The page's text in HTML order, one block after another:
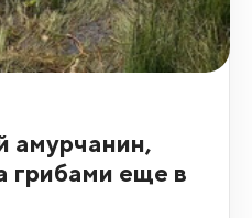
амурчанин,
грибами еще в